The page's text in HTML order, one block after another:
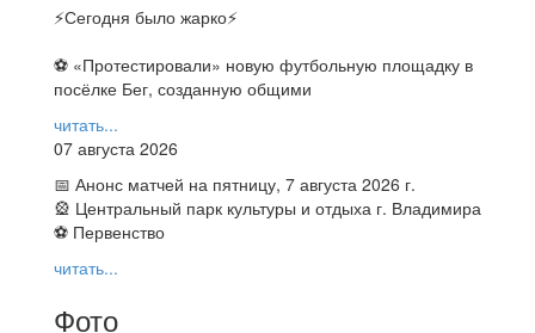
⚡️Сегодня было жарко⚡️
⚽ ️«Протестировали» новую футбольную площадку в
посёлке Бег, созданную общими
читать...
07 августа 2026
📅 Анонс матчей на пятницу, 7 августа 2026 г.
🎡 Центральный парк культуры и отдыха г. Владимира
⚽ Первенство
читать...
Фото